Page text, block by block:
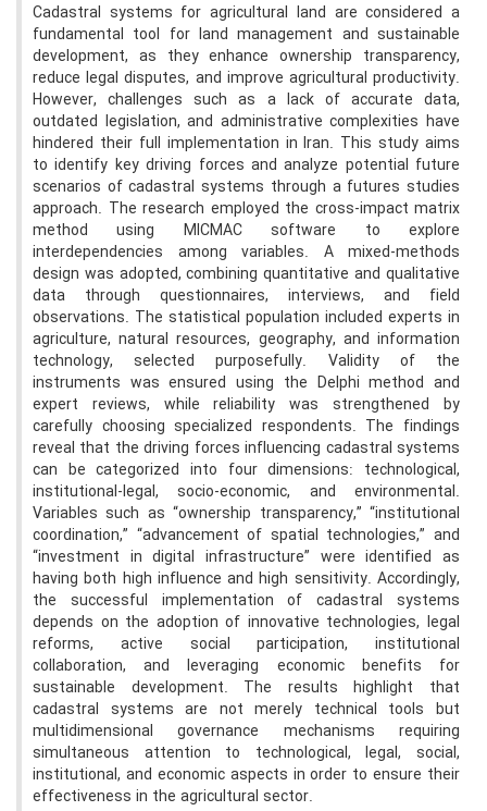
Cadastral systems for agricultural land are considered a
fundamental tool for land management and sustainable
development, as they enhance ownership transparency,
reduce legal disputes, and improve agricultural productivity.
However, challenges such as a lack of accurate data,
outdated legislation, and administrative complexities have
hindered their full implementation in Iran. This study aims
to identify key driving forces and analyze potential future
scenarios of cadastral systems through a futures studies
approach. The research employed the cross-impact matrix
method using MICMAC software to explore
interdependencies among variables. A mixed-methods
design was adopted, combining quantitative and qualitative
data through questionnaires, interviews, and field
observations. The statistical population included experts in
agriculture, natural resources, geography, and information
technology, selected purposefully. Validity of the
instruments was ensured using the Delphi method and
expert reviews, while reliability was strengthened by
carefully choosing specialized respondents. The findings
reveal that the driving forces influencing cadastral systems
can be categorized into four dimensions: technological,
institutional-legal, socio-economic, and environmental.
Variables such as “ownership transparency,” “institutional
coordination,” “advancement of spatial technologies,” and
“investment in digital infrastructure” were identified as
having both high influence and high sensitivity. Accordingly,
the successful implementation of cadastral systems
depends on the adoption of innovative technologies, legal
reforms, active social participation, institutional
collaboration, and leveraging economic benefits for
sustainable development. The results highlight that
cadastral systems are not merely technical tools but
multidimensional governance mechanisms requiring
simultaneous attention to technological, legal, social,
institutional, and economic aspects in order to ensure their
effectiveness in the agricultural sector.